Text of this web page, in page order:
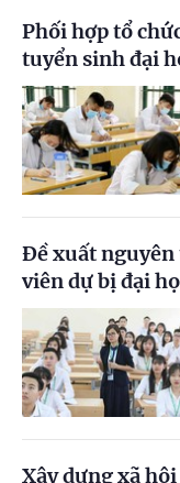
Phối hợp tổ
tuyển sinh đại
Đề xuất nguyên
viên dự bị đại
Xây dựng xã